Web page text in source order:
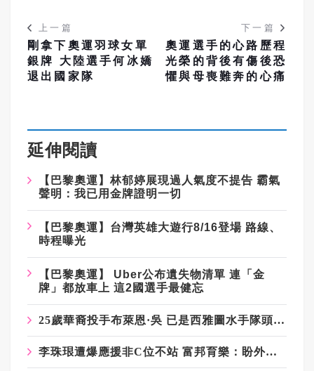
上一篇
剛拿下奧運羽球女單
銀牌 大陸選手何冰嬌
退出國家隊
下一篇
奧運選手的心路歷程
光榮的背後有傷後恐
懼與母喪難奔的心痛
延伸閱讀
【巴黎奧運】林郁婷展現過人氣度不提告 霸氣
聲明：我已用金牌證明一切
【巴黎奧運】台灣英雄大遊行8/16登場 路線、
時程曝光
【巴黎奧運】 Uber公布遺失物清單 連「金
牌」都放車上 這2國選手最健忘
25歲華裔投手布萊恩·吳 已是西雅圖水手隊頭號先發
李珠珢遭爆應援非C位不站 富邦育樂：盼外界給予正面鼓勵